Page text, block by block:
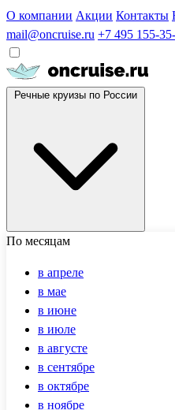
О компании Акции Контакты
mail@oncruise.ru +7 495 155-
По месяцам
в апреле
в мае
в июне
в июле
в августе
в сентябре
в октябре
в ноябре